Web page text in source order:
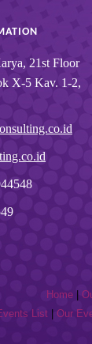
21st Floor
X-5 Kav. 1-2,
Home
List| Our